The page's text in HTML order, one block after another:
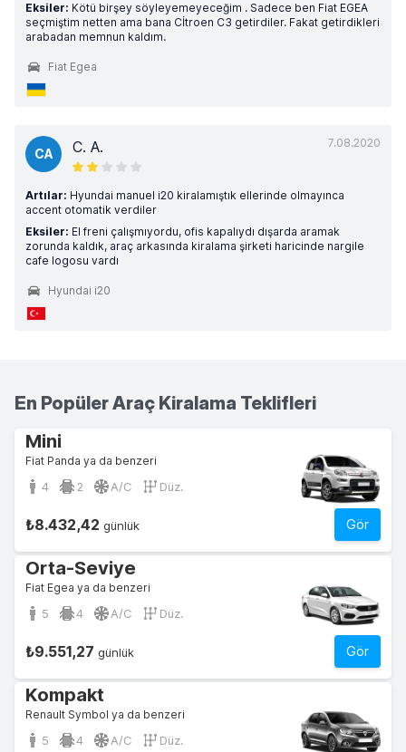
Eksiler: Kötü birşey söyleyemeyeceğim . Sadece ben Fiat EGEA
seçmiştim netten ama bana Cİtroen C3 getirdiler. Fakat getirdikleri
arabadan memnun kaldım.
Fiat Egea
7.08.2020
CA C. A.
Artılar: Hyundai manuel i20 kiralamıştık ellerinde olmayınca
accent otomatik verdiler
Eksiler: El freni çalışmıyordu, ofis kapalıydı dışarda aramak
zorunda kaldık, araç arkasında kiralama şirketi haricinde nargile
cafe logosu vardı
Hyundai i20
En Popüler Araç Kiralama Teklifleri
Mini
Fiat Panda ya da benzeri
4 2 A/C Düz.
Gör
₺8.432,42 günlük
Orta-Seviye
Fiat Egea ya da benzeri
5 4 A/C Düz.
Gör
₺9.551,27 günlük
Kompakt
Renault Symbol ya da benzeri
5 4 A/C Düz.